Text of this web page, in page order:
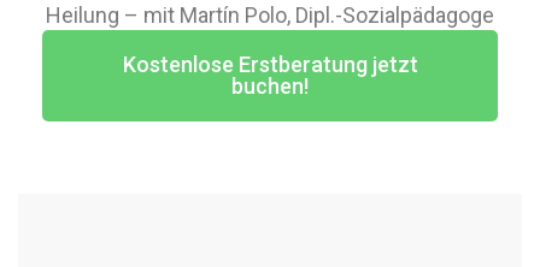
Heilung – mit Martín Polo, Dipl.-Sozialpädagoge
Kostenlose Erstberatung jetzt
buchen!